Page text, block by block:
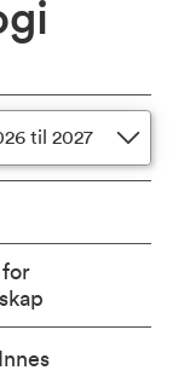
til 2027
for